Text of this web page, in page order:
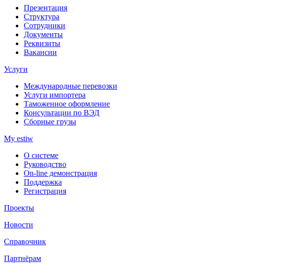
Презентация
Структура
Сотрудники
Документы
Реквизиты
Вакансии
Услуги
Международные перевозки
Услуги импортера
Таможенное оформление
Консультации по ВЭД
Сборные грузы
My estiw
О системе
Руководство
On-line демонстрация
Поддержка
Регистрация
Проекты
Новости
Справочник
Партнёрам